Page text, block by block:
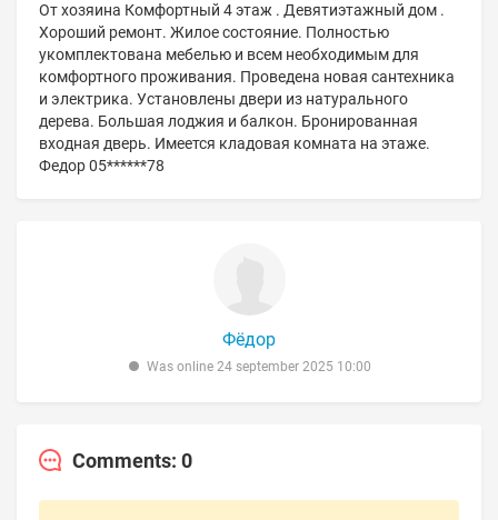
От хозяина Комфортный 4 этаж . Девятиэтажный дом .
Хороший ремонт. Жилое состояние. Полностью
укомплектована мебелью и всем необходимым для
комфортного проживания. Проведена новая сантехника
и электрика. Установлены двери из натурального
дерева. Большая лоджия и балкон. Бронированная
входная дверь. Имеется кладовая комната на этаже.
Федор 05******78
Фёдор
Was online 24 september 2025 10:00
Comments: 0